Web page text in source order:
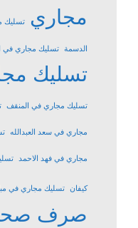
مجاري
تسليك
الدسمة تسليك مجاري في
تسليك
تسليك مجاري في المنقف
مجاري في سعد العبدالله
مجاري في فهد الاحمد
كيفان تسليك مجاري في
صرف